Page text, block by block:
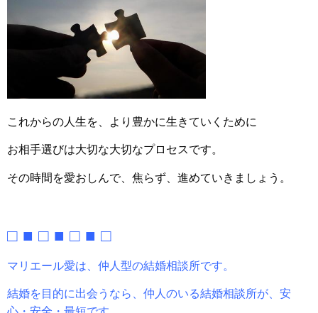
これからの人生を、より豊かに生きていくために
お相手選びは大切な大切なプロセスです。
その時間を愛おしんで、焦らず、進めていきましょう。
□ ■ □ ■ □ ■ □
マリエール愛は、仲人型の結婚相談所です。
結婚を目的に出会うなら、仲人のいる結婚相談所が、安